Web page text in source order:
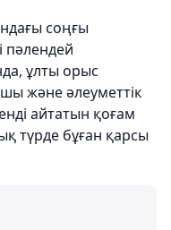
соңғы
пәлендей
ұлты орыс
және әлеуметтік
айтатын қоғам
түрде бұған қарсы